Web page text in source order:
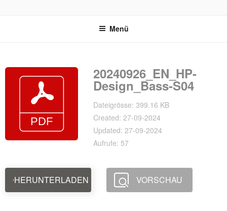
Menü
20240926_EN_HP-
Design_Bass-S04
Dateigrösse: 399.16 KB
Created: 27-09-2024
Updated: 27-09-2024
Aufrufe: 57
HERUNTERLADEN VORSCHAU